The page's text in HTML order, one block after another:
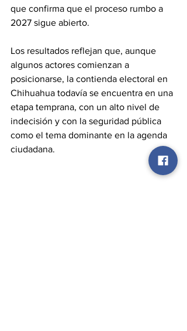
que confirma que el proceso rumbo a
2027 sigue abierto.
Los resultados reflejan que, aunque
algunos actores comienzan a
posicionarse, la contienda electoral en
Chihuahua todavía se encuentra en una
etapa temprana, con un alto nivel de
indecisión y con la seguridad pública
como el tema dominante en la agenda
ciudadana.